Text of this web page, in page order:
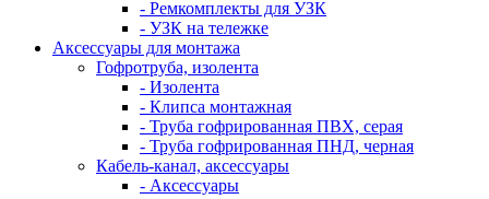
- Ремкомплекты для УЗК
- УЗК на тележке
Аксессуары для монтажа
Гофротруба, изолента
- Изолента
- Клипса монтажная
- Труба гофрированная ПВХ, серая
- Труба гофрированная ПНД, черная
Кабель-канал, аксессуары
- Аксессуары